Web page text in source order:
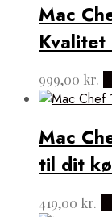
Mac
999,00 kr.
Mac
til dit
419,00 kr.